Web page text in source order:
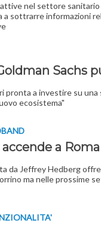
nel settore
a sottrarre informazioni
Sachs
pronta a investire su
ecosistema"
a
da Jeffrey Hedberg
ma nelle prossime